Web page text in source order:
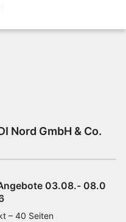
Nord GmbH & Co.
03.08.- 08.0
– 40 Seiten